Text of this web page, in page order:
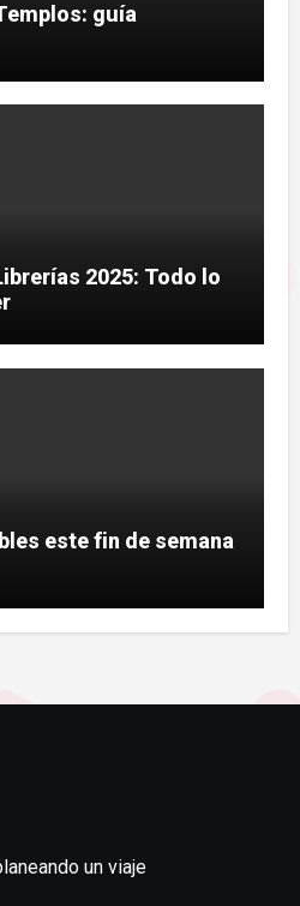
guía
2025: Todo lo
este fin de semana
un viaje